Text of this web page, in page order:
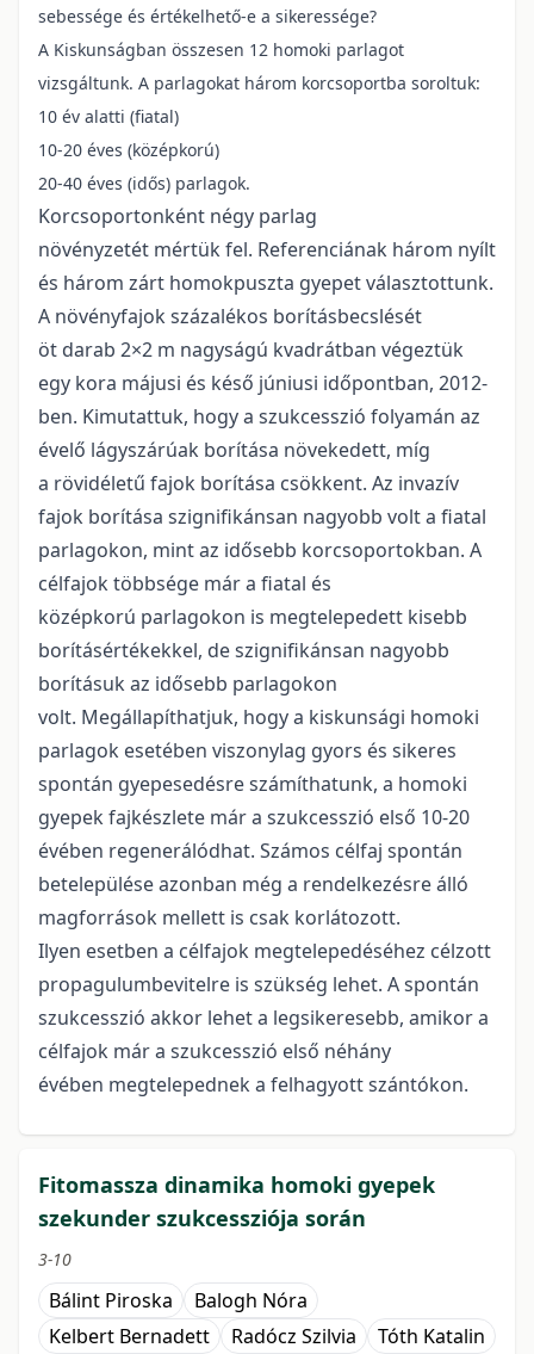
sebessége és értékelhető-e a sikeressége?
A Kiskunságban összesen 12 homoki parlagot
vizsgáltunk. A parlagokat három korcsoportba soroltuk:
10 év alatti (fiatal)
10-20 éves (középkorú)
20-40 éves (idős) parlagok.
Korcsoportonként négy parlag
növényzetét mértük fel. Referenciának három nyílt
és három zárt homokpuszta gyepet választottunk.
A növényfajok százalékos borításbecslését
öt darab 2×2 m nagyságú kvadrátban végeztük
egy kora májusi és késő júniusi időpontban, 2012-
ben. Kimutattuk, hogy a szukcesszió folyamán az
évelő lágyszárúak borítása növekedett, míg
a rövidéletű fajok borítása csökkent. Az invazív
fajok borítása szignifikánsan nagyobb volt a fiatal
parlagokon, mint az idősebb korcsoportokban. A
célfajok többsége már a fiatal és
középkorú parlagokon is megtelepedett kisebb
borításértékekkel, de szignifikánsan nagyobb
borításuk az idősebb parlagokon
volt. Megállapíthatjuk, hogy a kiskunsági homoki
parlagok esetében viszonylag gyors és sikeres
spontán gyepesedésre számíthatunk, a homoki
gyepek fajkészlete már a szukcesszió első 10-20
évében regenerálódhat. Számos célfaj spontán
betelepülése azonban még a rendelkezésre álló
magforrások mellett is csak korlátozott.
Ilyen esetben a célfajok megtelepedéséhez célzott
propagulumbevitelre is szükség lehet. A spontán
szukcesszió akkor lehet a legsikeresebb, amikor a
célfajok már a szukcesszió első néhány
évében megtelepednek a felhagyott szántókon.
Fitomassza dinamika homoki gyepek
szekunder szukcessziója során
3-10
Bálint Piroska
Balogh Nóra
Kelbert Bernadett
Radócz Szilvia Tóth Katalin